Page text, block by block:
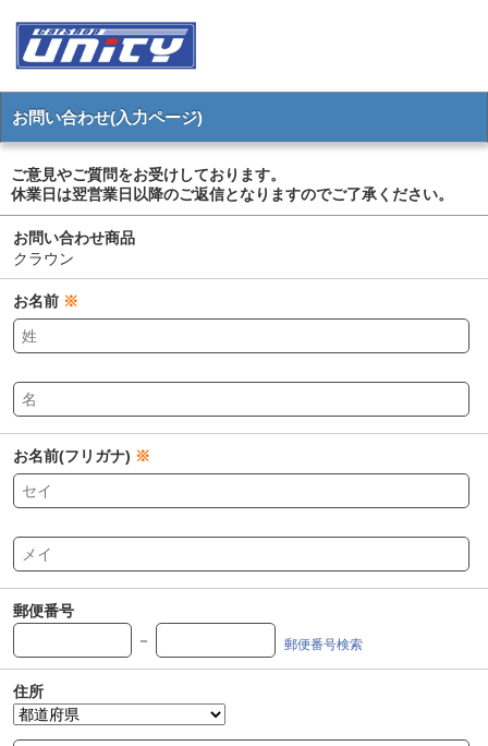
お問い合わせ(入力ページ)
ご意見やご質問をお受けしております。
休業日は翌営業日以降のご返信となりますのでご了承ください。
お問い合わせ商品
クラウン
お名前 ※
お名前(フリガナ) ※
郵便番号
－
郵便番号検索
住所